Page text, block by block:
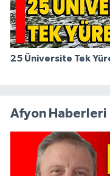
25 Üniversite Tek
Afyon Haberleri